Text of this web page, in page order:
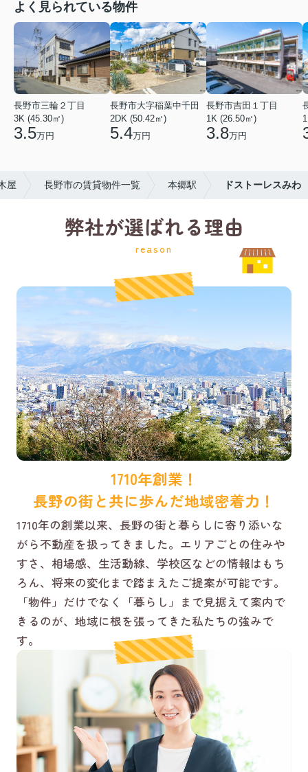
よく見られている物件
長野市三輪２丁目
3K (45.30㎡)
3.5万円
長野市大字稲葉中千田
2DK (50.42㎡)
5.4万円
長野市吉田１丁目
1K (26.50㎡)
3.8万円
屋 長野市の賃貸物件一覧 本郷駅 ドストーレスみわ
弊社が選ばれる理由
reason
1710年創業！
長野の街と共に歩んだ地域密着力！
1710年の創業以来、長野の街と暮らしに寄り添いな
がら不動産を扱ってきました。エリアごとの住みや
すさ、相場感、生活動線、学校区などの情報はもち
ろん、将来の変化まで踏まえたご提案が可能です。
「物件」だけでなく「暮らし」まで見据えて案内で
きるのが、地域に根を張ってきた私たちの強みで
す。